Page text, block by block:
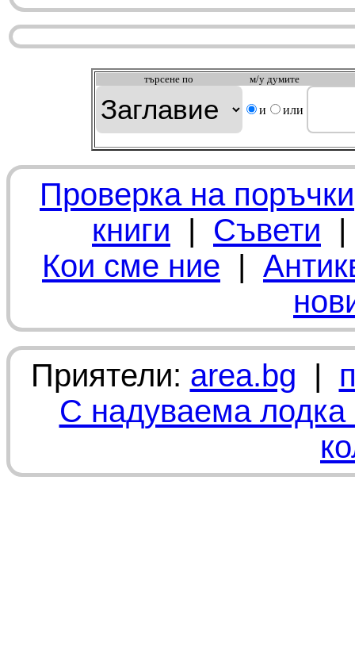
търсeне по м/у думите
и или
Проверка на поръчки
книги | Съвети
Кои сме ние |
Приятели: area.bg |
С надуваема лодка